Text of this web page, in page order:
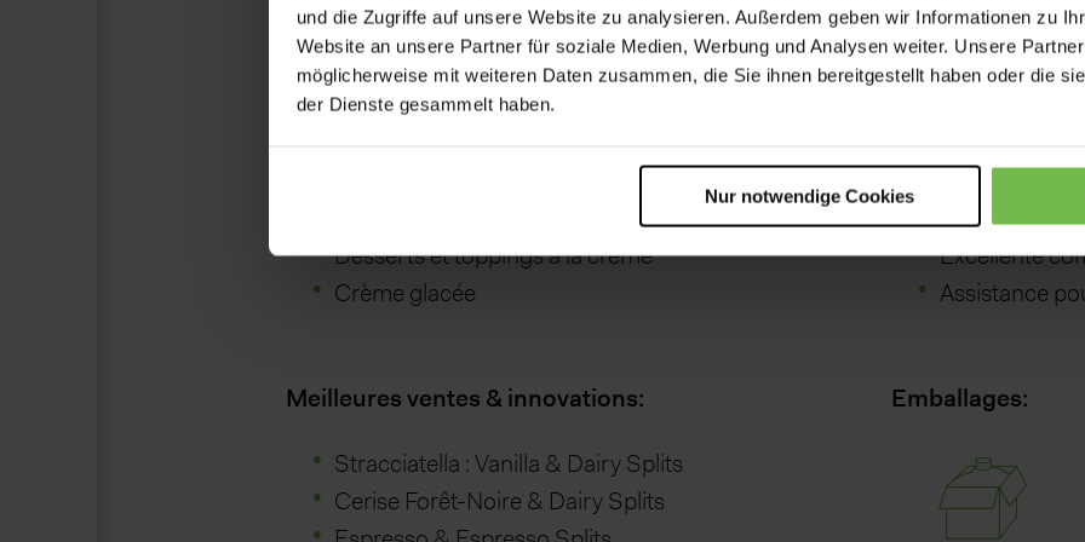
und die Zugriffe auf unsere Website zu analysieren. Außerdem geben wir Informationen zu
Website an unsere Partner für soziale Medien, Werbung und Analysen weiter. Unsere
möglicherweise mit weiteren Daten zusammen, die Sie ihnen bereitgestellt haben oder die
der Dienste gesammelt haben.
Nur notwendige Cookies
Applications:
Produits laitiers & alternatives au lait:
Yaourts (à manger à la cuillère / à boire)
Fromage blanc et fromage frais
Desserts et toppings à la crème
Crème glacée
Vos avantages:
Inventeur
Technologie
Plus de 20
Excellente
Assistance
Meilleures ventes & innovations:
Stracciatella : Vanilla & Dairy Splits
Cerise Forêt-Noire & Dairy Splits
Emballages: